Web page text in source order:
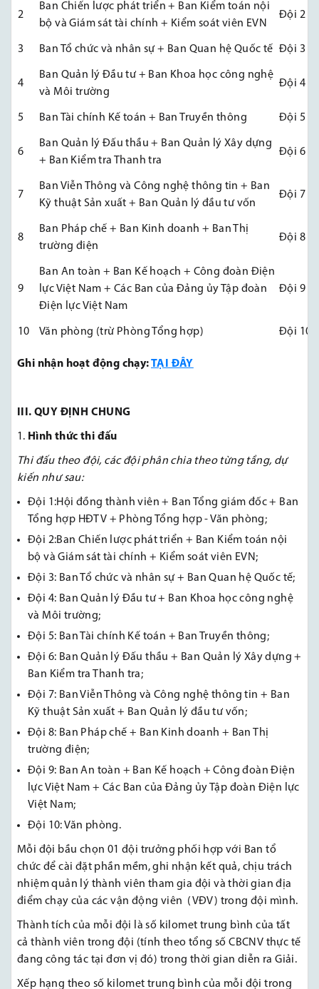
2
Ban Chiến lược phát triển + Ban Kiểm toán nội
bộ và Giám sát tài chính + Kiểm soát viên EVN
Đội 2
3 Ban Tổ chức và nhân sự + Ban Quan hệ Quốc tế Đội 3
4
Ban Quản lý Đầu tư + Ban Khoa học công nghệ
và Môi trường
Đội 4
5 Ban Tài chính Kế toán + Ban Truyền thông Đội 5
6
Ban Quản lý Đấu thầu + Ban Quản lý Xây dựng
+ Ban Kiểm tra Thanh tra
Đội 6
7
Ban Viễn Thông và Công nghệ thông tin + Ban
Kỹ thuật Sản xuất + Ban Quản lý đầu tư vốn
Đội 7
8
Ban Pháp chế + Ban Kinh doanh + Ban Thị
trường điện
Đội 8
9
Ban An toàn + Ban Kế hoạch + Công đoàn Điện
lực Việt Nam + Các Ban của Đảng ủy Tập đoàn
Điện lực Việt Nam
Đội 9
10 Văn phòng (trừ Phòng Tổng hợp) Đội 10
Ghi nhận hoạt động chạy:TẠI ĐÂY
III. QUY ĐỊNH CHUNG
Hình thức thi đấu
Thi đấu theo đội, các đội phân chia theo từng tầng, dự
kiến như sau:
Đội 1:Hội đồng thành viên + Ban Tổng giám đốc + Ban
Tổng hợp HĐTV + Phòng Tổng hợp - Văn phòng;
Đội 2:Ban Chiến lược phát triển + Ban Kiểm toán nội
bộ và Giám sát tài chính + Kiểm soát viên EVN;
Đội 3: Ban Tổ chức và nhân sự + Ban Quan hệ Quốc tế;
Đội 4: Ban Quản lý Đầu tư + Ban Khoa học công nghệ
và Môi trường;
Đội 5: Ban Tài chính Kế toán + Ban Truyền thông;
Đội 6: Ban Quản lý Đấu thầu + Ban Quản lý Xây dựng +
Ban Kiểm tra Thanh tra;
Đội 7: Ban Viễn Thông và Công nghệ thông tin + Ban
Kỹ thuật Sản xuất + Ban Quản lý đầu tư vốn;
Đội 8: Ban Pháp chế + Ban Kinh doanh + Ban Thị
trường điện;
Đội 9: Ban An toàn + Ban Kế hoạch + Công đoàn Điện
lực Việt Nam + Các Ban của Đảng ủy Tập đoàn Điện lực
Việt Nam;
Đội 10: Văn phòng.
Mỗi đội bầu chọn 01 đội trưởng phối hợp với Ban tổ
chức để cài đặt phần mềm, ghi nhận kết quả, chịu trách
nhiệm quản lý thành viên tham gia đội và thời gian địa
điểm chạy của các vận động viên (VĐV) trong đội mình.
Thành tích của mỗi đội là số kilomet trung bình của tất
cả thành viên trong đội (tính theo tổng số CBCNV thực tế
đang công tác tại đơn vị đó) trong thời gian diễn ra Giải.
Xếp hạng theo số kilomet trung bình của mỗi đội trong